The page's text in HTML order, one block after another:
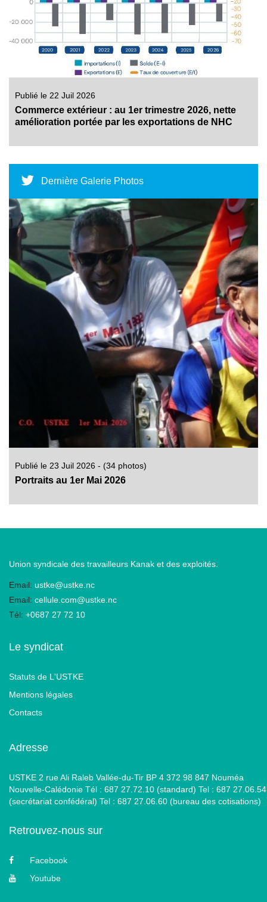
Publié le 22 Juil 2026
Commerce extérieur : au 1er trimestre 2026, nette
amélioration portée par les exportations de NHC
Dernière Galerie Photos
Publié le 23 Juil 2026 - (34 photos)
Portraits au 1er Mai 2026
Union syndicale des travailleurs Kanak et des exploités.
Email: ustke@ustke.nc
Email: cellule.com@ustke.nc
Tél: +0687 27 72 10
Le syndicat
Statuts de L'USTKE
Mentions légales
Contacts
Adresse
USTKE 2 rue Ali Raleb Vallée-du-Tir BP 4 372 98 847 Nouméa
Nouvelle-Calédonie Tél : 687 27.72.10 (standard) Tel : 687 27.06.54
(secrétariat confédéral) Tel : 687 27.06.60 (bureau des cotisations)
Retrouvez-nous sur
Facebook
Youtube